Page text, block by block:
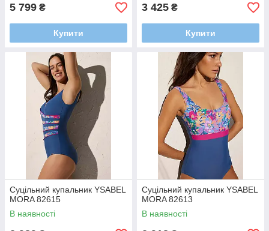
5 799 ₴
Купити
3 425 ₴
Купити
Суцільний купальник YSABEL
MORA 82615
В наявності
Суцільний купальник YSABEL
MORA 82613
В наявності